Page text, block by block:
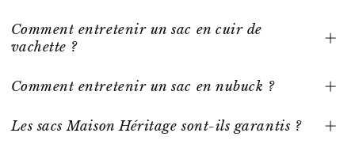
Comment entretenir un sac en cuir de
vachette ?
Comment entretenir un sac en nubuck ?
Les sacs Maison Héritage sont-ils garantis ?